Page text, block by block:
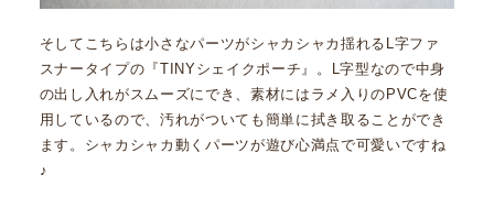
そしてこちらは小さなパーツがシャカシャカ揺れるL字ファ
スナータイプの『TINYシェイクポーチ』。L字型なので中身
の出し入れがスムーズにでき、素材にはラメ入りのPVCを使
用しているので、汚れがついても簡単に拭き取ることができ
ます。シャカシャカ動くパーツが遊び心満点で可愛いですね
♪